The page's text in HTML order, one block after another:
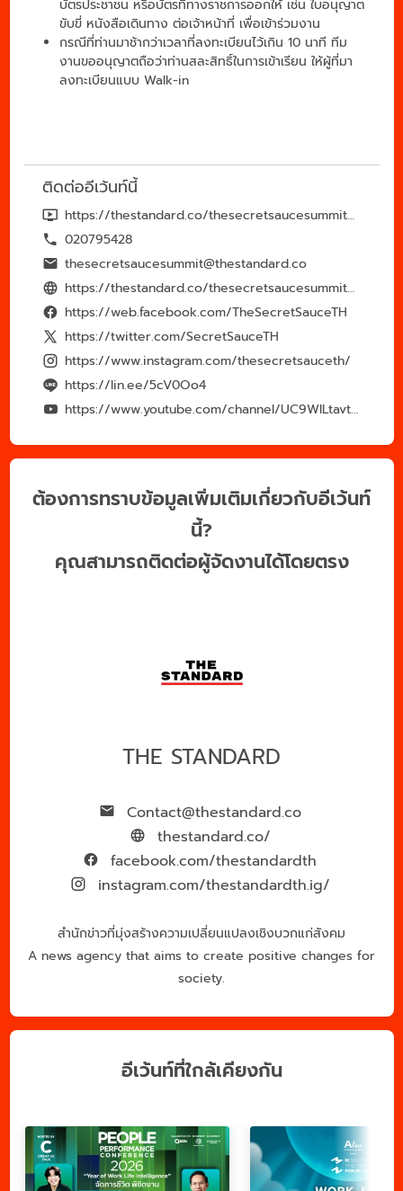
บัตรประชาชน หรือบัตรที่ทางราชการออกให้ เช่น ใบอนุญาต
ขับขี่ หนังสือเดินทาง ต่อเจ้าหน้าที่ เพื่อเข้าร่วมงาน
กรณีที่ท่านมาช้ากว่าเวลาที่ลงทะเบียนไว้เกิน 10 นาที ทีม
งานขออนุญาตถือว่าท่านสละสิทธิ์ในการเข้าเรียน ให้ผู้ที่มา
ลงทะเบียนแบบ Walk-in
ติดต่ออีเว้นท์นี้
https://thestandard.co/thesecretsaucesummit2023/
020795428
thesecretsaucesummit@thestandard.co
https://thestandard.co/thesecretsaucesummit2023
https://web.facebook.com/TheSecretSauceTH
https://twitter.com/SecretSauceTH
https://www.instagram.com/thesecretsauceth/
https://lin.ee/5cV0Oo4
https://www.youtube.com/channel/UC9WlLtavtOylaWHDl6Uk00Q
ต้องการทราบข้อมูลเพิ่มเติมเกี่ยวกับอีเว้นท์
นี้?
คุณสามารถติดต่อผู้จัดงานได้โดยตรง
THE STANDARD
Contact@thestandard.co
thestandard.co/
facebook.com/thestandardth
instagram.com/thestandardth.ig/
สำนักข่าวที่มุ่งสร้างความเปลี่ยนแปลงเชิงบวกแก่สังคม
A news agency that aims to create positive changes for
society.
อีเว้นท์ที่ใกล้เคียงกัน